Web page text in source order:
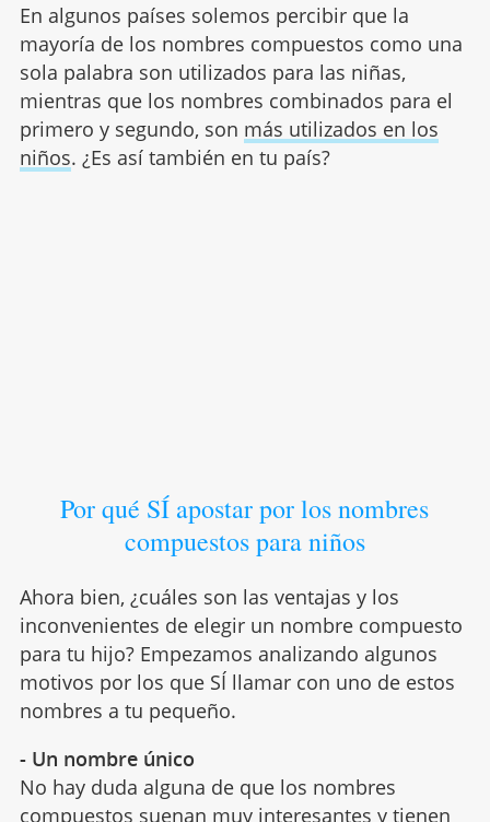
En algunos países solemos percibir que la
mayoría de los nombres compuestos como una
sola palabra son utilizados para las niñas,
mientras que los nombres combinados para el
primero y segundo, son más utilizados en los
niños. ¿Es así también en tu país?
Por qué SÍ apostar por los nombres
compuestos para niños
Ahora bien, ¿cuáles son las ventajas y los
inconvenientes de elegir un nombre compuesto
para tu hijo? Empezamos analizando algunos
motivos por los que SÍ llamar con uno de estos
nombres a tu pequeño.
- Un nombre único
No hay duda alguna de que los nombres
compuestos suenan muy interesantes y tienen